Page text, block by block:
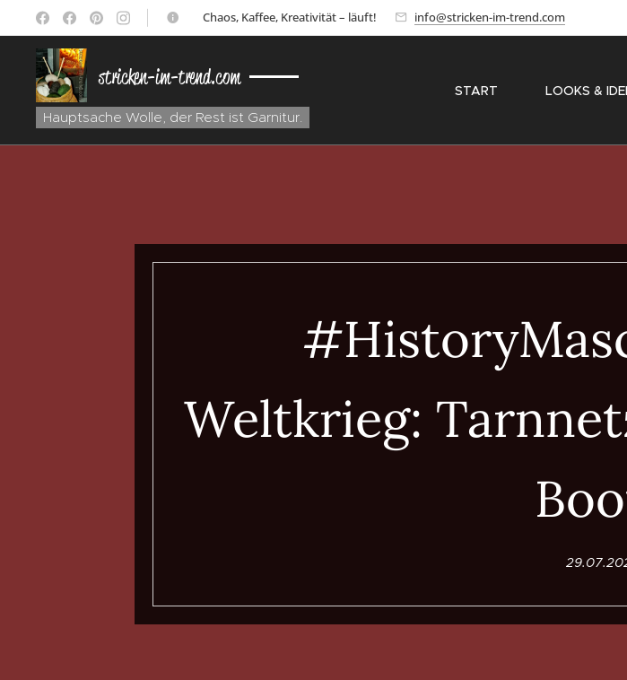
☕ Chaos, Kaffee, Kreativität – läuft! info@stricken-im-trend.com
stricken-im-trend.com
Hauptsache Wolle, der Rest ist Garnitur.
START ✨ LOOKS &
Weltkrieg: